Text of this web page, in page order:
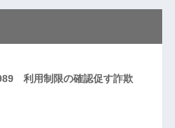
利用制限の確認促す詐欺